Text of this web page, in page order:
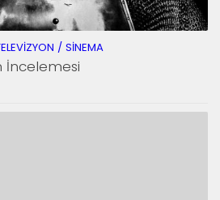
/ SINEMA
İncelemesi